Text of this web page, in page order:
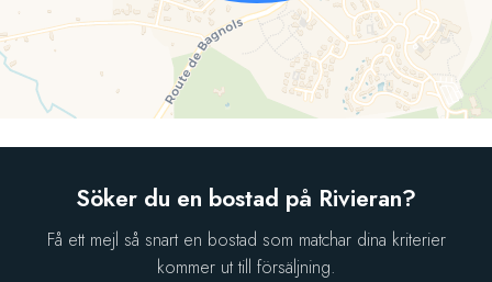
Söker du en bostad på Rivieran?
Få ett mejl så snart en bostad som matchar dina kriterier
kommer ut till försäljning.